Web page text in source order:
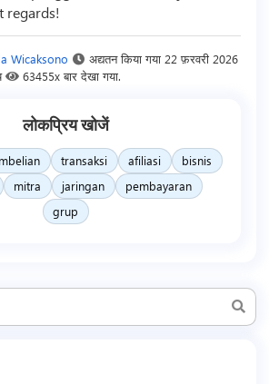
regards!
Wicaksono अद्यतन किया गया 22 फ़रवरी 2026
63455x बार देखा गया.
लोकप्रिय खोजें
transaksi afiliasi
bisnis
mitra jaringan
pembayaran
grup